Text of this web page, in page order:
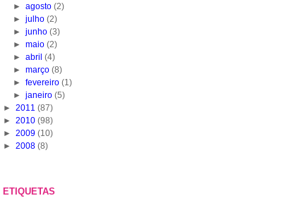
►agosto(2)
►julho(2)
►junho(3)
►maio(2)
►abril(4)
►março(8)
►fevereiro(1)
►janeiro(5)
► 2011 (87)
► 2010 (98)
► 2009 (10)
► 2008 (8)
ETIQUETAS